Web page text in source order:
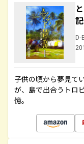
D-
子供の頃から夢見て
が、島で出合うトロ
憶。